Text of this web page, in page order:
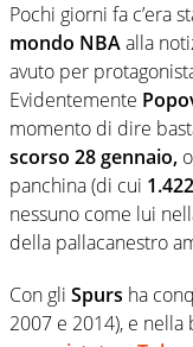
Pochi giorni fa c’era
mondo NBAalla
avuto per
Evidentemente
momento di dire
scorso 28 gennaio,
panchina (di cui
nessuno come lui
della pallacanestro
Con gli Spurs ha
2007 e 2014), e nella